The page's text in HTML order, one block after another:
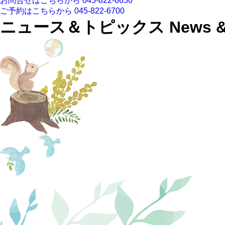
ご予約はこちらから 045-822-6700
ニュース＆トピックス News